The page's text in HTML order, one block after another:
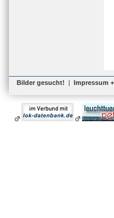
Bilder gesucht! | Impressum